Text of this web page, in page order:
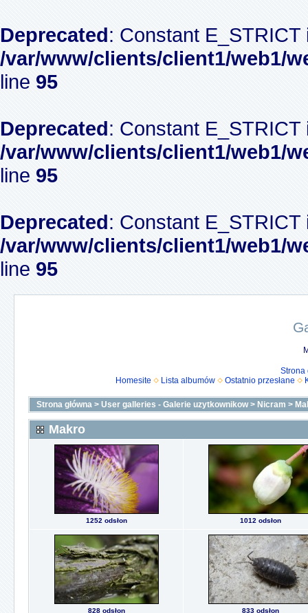
Deprecated: Constant
/var/www/clients/client1/web1/
line 95
Deprecated: Constant
/var/www/clients/client1/web1/
line 95
Deprecated: Constant
/var/www/clients/client1/web1/
line 95
Strona
Homesite
Lista albumów Ostatnio przesłane
Strona główna > User galleries - Galerie uzytkownikow> Nicram >
Makro
1252 odsłon 1012 odsłon
828 odsłon 833 odsłon